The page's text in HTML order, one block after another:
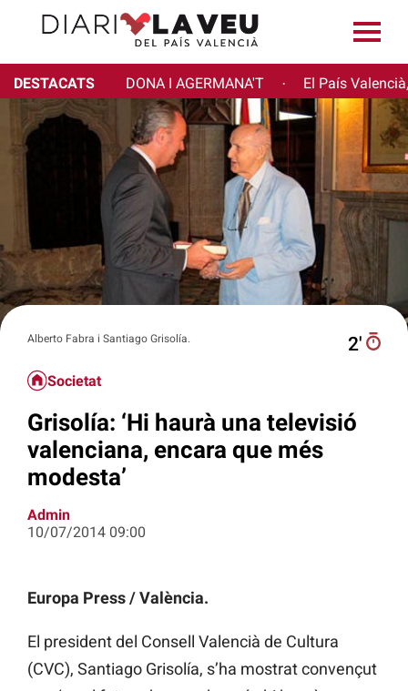
DESTACATS DONA I AGERMANA'T · El País
Alberto Fabra i Santiago Grisolía. 2′
Societat
Grisolía: ‘Hi haurà una televisió
valenciana, encara que més
modesta’
Admin
10/07/2014 09:00
Europa Press / València.
El president del Consell Valencià de Cultura
(CVC), Santiago Grisolía, s’ha mostrat convençut